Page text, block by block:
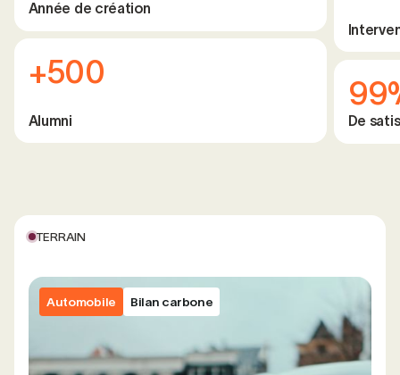
Année de création
+500
Alumni De
TERRAIN
Automobile Bilan carbone